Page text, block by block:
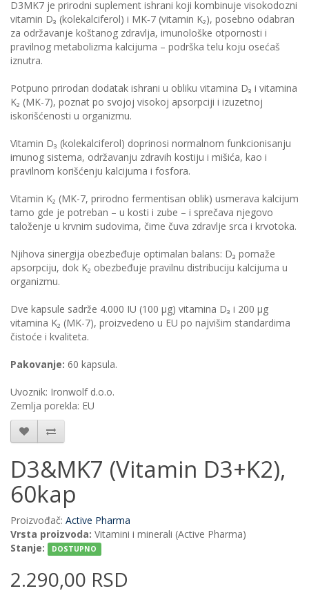
D3MK7 je prirodni suplement ishrani koji kombinuje visokodozni
vitamin D₃ (kolekalciferol) i MK‑7 (vitamin K₂), posebno odabran
za održavanje koštanog zdravlja, imunološke otpornosti i
pravilnog metabolizma kalcijuma – podrška telu koju osećaš
iznutra.
Potpuno prirodan dodatak ishrani u obliku vitamina D₃ i vitamina
K₂ (MK-7), poznat po svojoj visokoj apsorpciji i izuzetnoj
iskorišćenosti u organizmu.
Vitamin D₃ (kolekalciferol) doprinosi normalnom funkcionisanju
imunog sistema, održavanju zdravih kostiju i mišića, kao i
pravilnom korišćenju kalcijuma i fosfora.
Vitamin K₂ (MK-7, prirodno fermentisan oblik) usmerava kalcijum
tamo gde je potreban – u kosti i zube – i sprečava njegovo
taloženje u krvnim sudovima, čime čuva zdravlje srca i krvotoka.
Njihova sinergija obezbeđuje optimalan balans: D₃ pomaže
apsorpciju, dok K₂ obezbeđuje pravilnu distribuciju kalcijuma u
organizmu.
Dve kapsule sadrže 4.000 IU (100 µg) vitamina D₃ i 200 µg
vitamina K₂ (MK-7), proizvedeno u EU po najvišim standardima
čistoće i kvaliteta.
Pakovanje: 60 kapsula.
Uvoznik: Ironwolf d.o.o.
Zemlja porekla: EU
D3&MK7 (Vitamin D3+K2),
60kap
Proizvođač: Active Pharma
Vrsta proizvoda: Vitamini i minerali (Active Pharma)
Stanje:
DOSTUPNO
2.290,00 RSD